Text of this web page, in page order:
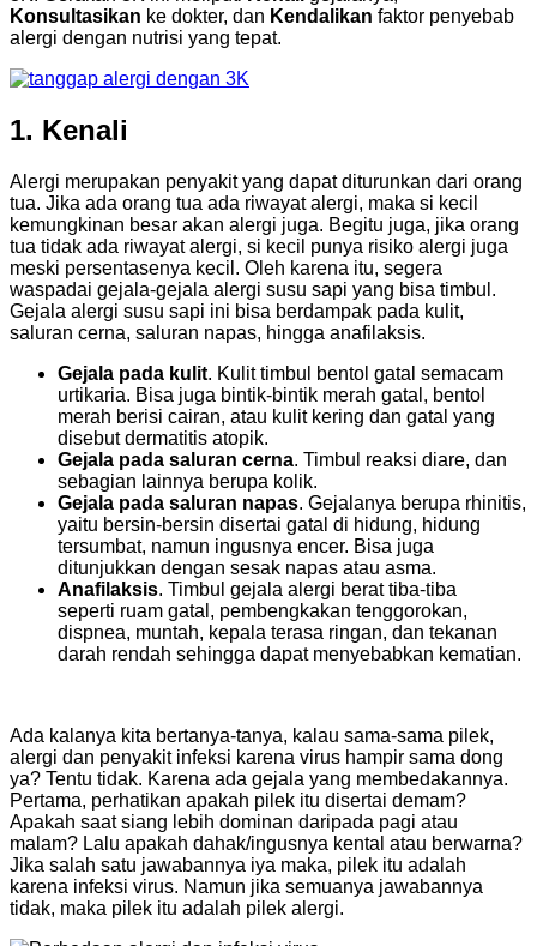
Konsultasikan ke dokter, dan Kendalikan faktor penyebab
alergi dengan nutrisi yang tepat.
1. Kenali
Alergi merupakan penyakit yang dapat diturunkan dari orang
tua. Jika ada orang tua ada riwayat alergi, maka si kecil
kemungkinan besar akan alergi juga. Begitu juga, jika orang
tua tidak ada riwayat alergi, si kecil punya risiko alergi juga
meski persentasenya kecil. Oleh karena itu, segera
waspadai gejala-gejala alergi susu sapi yang bisa timbul.
Gejala alergi susu sapi ini bisa berdampak pada kulit,
saluran cerna, saluran napas, hingga anafilaksis.
Gejala pada kulit. Kulit timbul bentol gatal semacam
urtikaria. Bisa juga bintik-bintik merah gatal, bentol
merah berisi cairan, atau kulit kering dan gatal yang
disebut dermatitis atopik.
Gejala pada saluran cerna. Timbul reaksi diare, dan
sebagian lainnya berupa kolik.
Gejala pada saluran napas. Gejalanya berupa rhinitis,
yaitu bersin-bersin disertai gatal di hidung, hidung
tersumbat, namun ingusnya encer. Bisa juga
ditunjukkan dengan sesak napas atau asma.
Anafilaksis. Timbul gejala alergi berat tiba-tiba
seperti ruam gatal, pembengkakan tenggorokan,
dispnea, muntah, kepala terasa ringan, dan tekanan
darah rendah sehingga dapat menyebabkan kematian.
Ada kalanya kita bertanya-tanya, kalau sama-sama pilek,
alergi dan penyakit infeksi karena virus hampir sama dong
ya? Tentu tidak. Karena ada gejala yang membedakannya.
Pertama, perhatikan apakah pilek itu disertai demam?
Apakah saat siang lebih dominan daripada pagi atau
malam? Lalu apakah dahak/ingusnya kental atau berwarna?
Jika salah satu jawabannya iya maka, pilek itu adalah
karena infeksi virus. Namun jika semuanya jawabannya
tidak, maka pilek itu adalah pilek alergi.